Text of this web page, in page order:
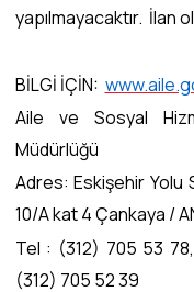
yapılmayacaktır. İlan
BİLGİ İÇİN:
Aile ve Sosyal
Müdürlüğü
Adres: Eskişehir Yolu
10/A kat 4 Çankaya /
Tel : (312) 705 53
(312) 705 52 39